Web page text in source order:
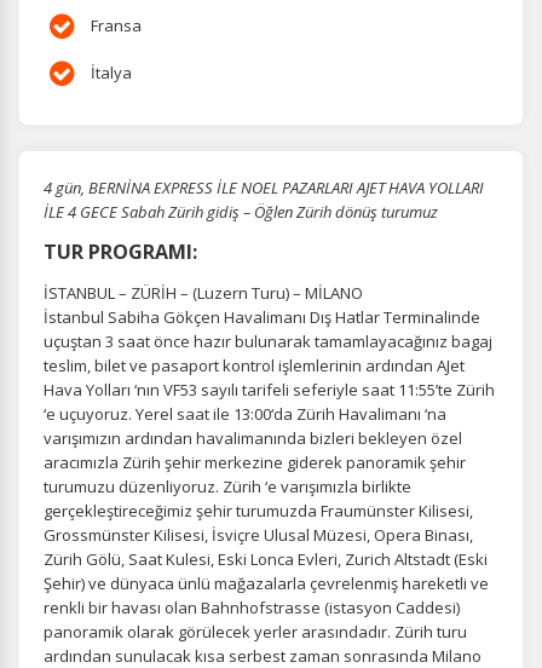
Fransa
İtalya
4 gün, BERNİNA EXPRESS İLE NOEL PAZARLARI AJET HAVA YOLLARI
İLE 4 GECE Sabah Zürih gidiş – Öğlen Zürih dönüş turumuz
TUR PROGRAMI:
İSTANBUL – ZÜRİH – (Luzern Turu) – MİLANO
İstanbul Sabiha Gökçen Havalimanı Dış Hatlar Terminalinde
uçuştan 3 saat önce hazır bulunarak tamamlayacağınız bagaj
teslim, bilet ve pasaport kontrol işlemlerinin ardından AJet
Hava Yolları ‘nın VF53 sayılı tarifeli seferiyle saat 11:55’te Zürih
‘e uçuyoruz. Yerel saat ile 13:00‘da Zürih Havalimanı ‘na
varışımızın ardından havalimanında bizleri bekleyen özel
aracımızla Zürih şehir merkezine giderek panoramik şehir
turumuzu düzenliyoruz. Zürih ‘e varışımızla birlikte
gerçekleştireceğimiz şehir turumuzda Fraumünster Kilisesi,
Grossmünster Kilisesi, İsviçre Ulusal Müzesi, Opera Binası,
Zürih Gölü, Saat Kulesi, Eski Lonca Evleri, Zurich Altstadt (Eski
Şehir) ve dünyaca ünlü mağazalarla çevrelenmiş hareketli ve
renkli bir havası olan Bahnhofstrasse (istasyon Caddesi)
panoramik olarak görülecek yerler arasındadır. Zürih turu
ardından sunulacak kısa serbest zaman sonrasında Milano